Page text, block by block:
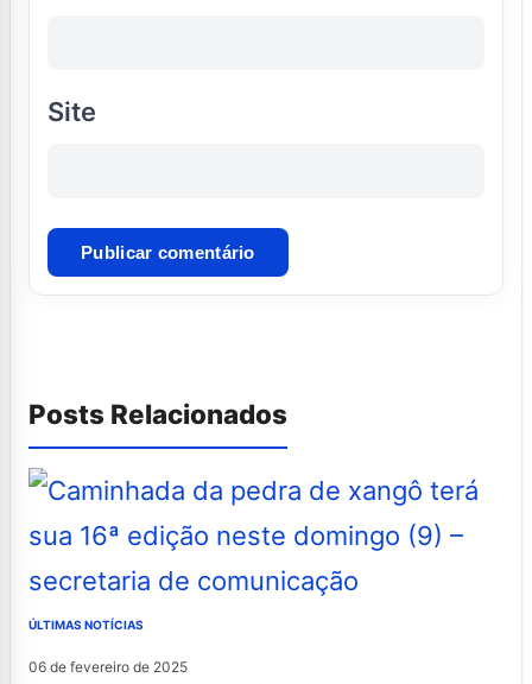
Site
Posts Relacionados
ÚLTIMAS NOTÍCIAS
06 de fevereiro de 2025